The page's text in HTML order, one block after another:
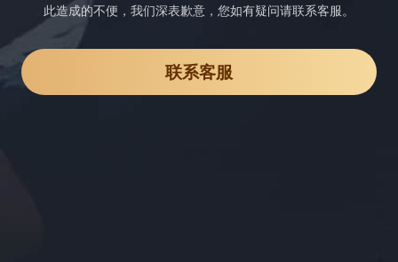
此造成的不便，我们深表歉意，您如有疑问请联系客服。
联系客服